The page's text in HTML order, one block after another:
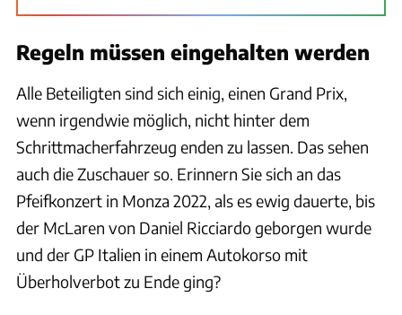
Regeln müssen eingehalten werden
Alle Beteiligten sind sich einig, einen Grand Prix,
wenn irgendwie möglich, nicht hinter dem
Schrittmacherfahrzeug enden zu lassen. Das sehen
auch die Zuschauer so. Erinnern Sie sich an das
Pfeifkonzert in Monza 2022, als es ewig dauerte, bis
der McLaren von Daniel Ricciardo geborgen wurde
und der GP Italien in einem Autokorso mit
Überholverbot zu Ende ging?